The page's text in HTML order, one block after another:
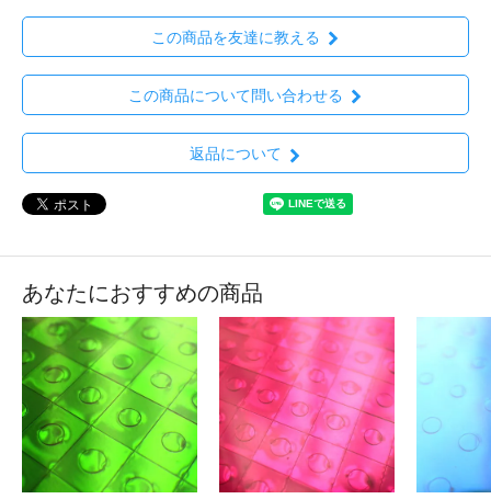
この商品を友達に教える
この商品について問い合わせる
返品について
あなたにおすすめの商品